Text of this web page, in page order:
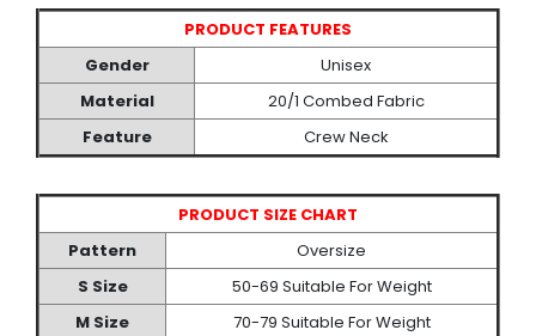
PRODUCT FEATURES
Gender
Unisex
Material
20/1 Combed Fabric
Feature
Crew Neck
PRODUCT SIZE CHART
Pattern
Oversize
S Size
50-69 Suitable For Weight
M Size
70-79 Suitable For Weight